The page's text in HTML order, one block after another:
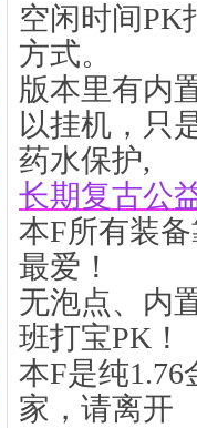
空闲时间PK
方式。
版本里有内
以挂机，只
药水保护,
长期复古公
本F所有装
最爱！
无泡点、内
班打宝PK！
本F是纯
家，请离开